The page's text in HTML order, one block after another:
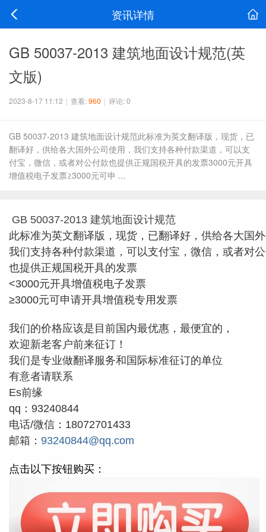
资讯详情
GB 50037-2013 建筑地面设计规范(英
文版)
2023-8-17 11:12 | 查看:960 | 评论: 0
GB 50037-2013 建筑地面设计规范此标准为英文翻译版，现货，已
翻译好，供给各大国外公司使用，我们支持各种付款渠道，可以支
付宝，微信，或者对公付款也提供正规国税开具的发票3000元开具
增值税电子发票≥3000元可申 ...
GB 50037-2013 建筑地面设计规范
此标准为英文翻译版，现货，已翻译好，供给各大国
我们支持各种付款渠道，可以支付宝，微信，或者对
也提供正规国税开具的发票
<3000元开具增值税电子发票
≥3000元可申请开具增值税专用发票
我们的价格应该是目前国内最优惠，最便宜的，
欢迎新老客户前来征订！
我们是专业做翻译服务和国际标准征订的单位
有意者请联系
Es前缘
qq：93240844
电话/微信：18072701433
邮箱： 93240844@qq.com
点击以下按钮购买：